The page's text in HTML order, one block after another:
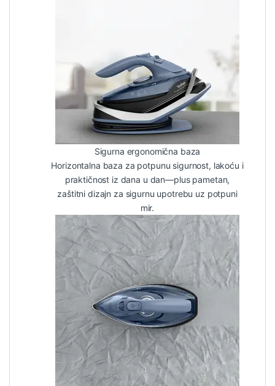
Sigurna ergonomična baza
Horizontalna baza za potpunu sigurnost, lakoću i
praktičnost iz dana u dan—plus pametan,
zaštitni dizajn za sigurnu upotrebu uz potpuni
mir.